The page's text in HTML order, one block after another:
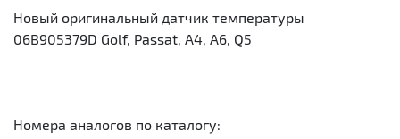
Новый оригинальный датчик температуры
06B905379D Golf, Passat, A4, A6, Q5
Номера аналогов по каталогу: